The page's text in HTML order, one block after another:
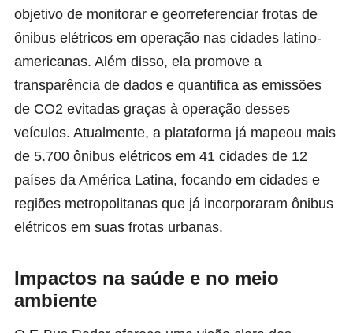
objetivo de monitorar e georreferenciar frotas de
ônibus elétricos em operação nas cidades latino-
americanas. Além disso, ela promove a
transparência de dados e quantifica as emissões
de CO2 evitadas graças à operação desses
veículos. Atualmente, a plataforma já mapeou mais
de 5.700 ônibus elétricos em 41 cidades de 12
países da América Latina, focando em cidades e
regiões metropolitanas que já incorporaram ônibus
elétricos em suas frotas urbanas.
Impactos na saúde e no meio
ambiente